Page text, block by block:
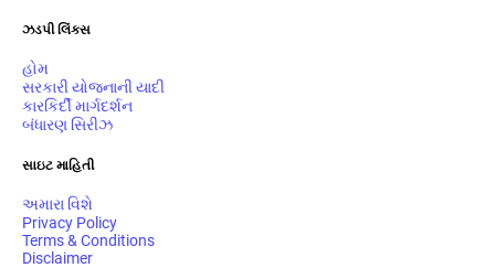
ઝડપી લિંક્સ
હોમ
સરકારી યોજનાની યાદી
કારકિર્દી માર્ગદર્શન
બંધારણ સિરીઝ
સાઇટ માહિતી
અમારા વિશે
Privacy Policy
Terms & Conditions
Disclaimer